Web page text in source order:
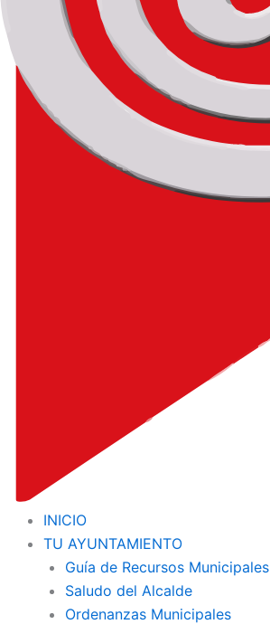
INICIO
TU AYUNTAMIENTO
Guía de Recursos Municipales
Saludo del Alcalde
Ordenanzas Municipales